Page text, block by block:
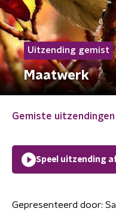
Uitzending gemist
Maatwerk
Gemiste uitzendingen
Speel uitzending
Gepresenteerd door: